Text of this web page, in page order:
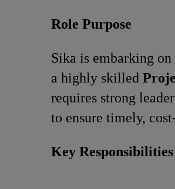
Role Purpose
Sika is embarking
a highly skilled
requires strong
to ensure timely,
Key Responsibilities